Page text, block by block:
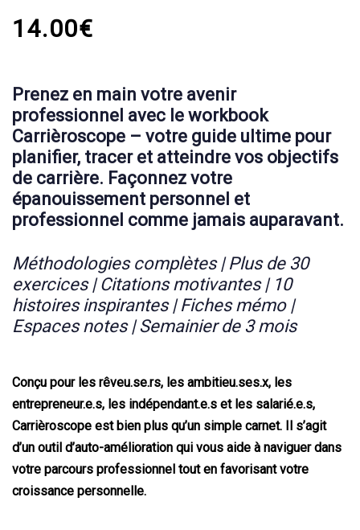
14.00€
Prenez en main votre avenir
professionnel avec le workbook
Carrièroscope – votre guide ultime pour
planifier, tracer et atteindre vos objectifs
de carrière. Façonnez votre
épanouissement personnel et
professionnel comme jamais auparavant.
Méthodologies complètes | Plus de 30
exercices | Citations motivantes | 10
histoires inspirantes | Fiches mémo |
Espaces notes | Semainier de 3 mois
Conçu pour les rêveu.se.rs, les ambitieu.ses.x, les
entrepreneur.e.s, les indépendant.e.s et les salarié.e.s,
Carrièroscope est bien plus qu’un simple carnet. Il s’agit
d’un outil d’auto-amélioration qui vous aide à naviguer dans
votre parcours professionnel tout en favorisant votre
croissance personnelle.